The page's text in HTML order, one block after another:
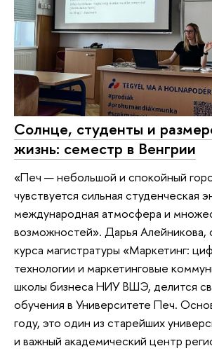
Солнце, студенты и
жизнь: семестр в Венгрии
«Печ — небольшой и спокойный
чувствуется сильная студенческая
международная атмосфера и
возможностей». Дарья Алейникова,
курса магистратуры «Маркетинг:
технологии и маркетинговые
школы бизнеса НИУ ВШЭ, делится
обучения в Университете Печ.
году, это один из старейших
и важный академический центр